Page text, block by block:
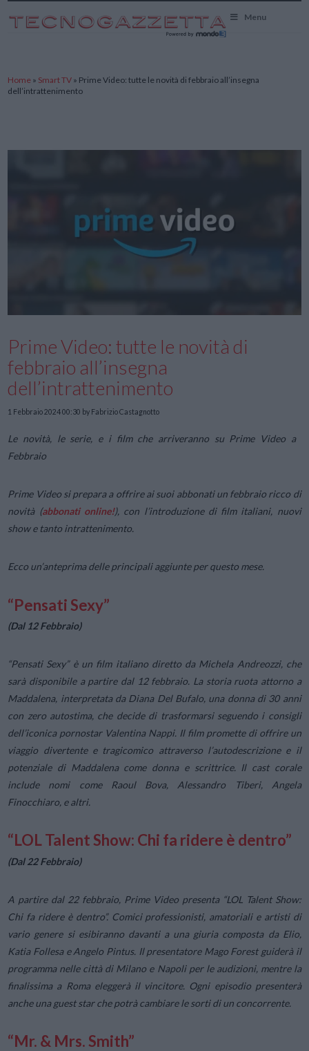
Menu
Home » Smart TV » Prime Video: tutte le novità di febbraio all’insegna
dell’intrattenimento
Prime Video: tutte le novità di
febbraio all’insegna
dell’intrattenimento
1 Febbraio 2024 00:30 by Fabrizio Castagnotto
Le novità, le serie, e i film che arriveranno su Prime Video a
Febbraio
Prime Video si prepara a offrire ai suoi abbonati un febbraio ricco di
novità (abbonati online!), con l’introduzione di film italiani, nuovi
show e tanto intrattenimento.
Ecco un’anteprima delle principali aggiunte per questo mese.
“Pensati Sexy”
(Dal 12 Febbraio)
“Pensati Sexy” è un film italiano diretto da Michela Andreozzi, che
sarà disponibile a partire dal 12 febbraio. La storia ruota attorno a
Maddalena, interpretata da Diana Del Bufalo, una donna di 30 anni
con zero autostima, che decide di trasformarsi seguendo i consigli
dell’iconica pornostar Valentina Nappi. Il film promette di offrire un
viaggio divertente e tragicomico attraverso l’autodescrizione e il
potenziale di Maddalena come donna e scrittrice. Il cast corale
include nomi come Raoul Bova, Alessandro Tiberi, Angela
Finocchiaro, e altri.
“LOL Talent Show: Chi fa ridere è dentro”
(Dal 22 Febbraio)
A partire dal 22 febbraio, Prime Video presenta “LOL Talent Show:
Chi fa ridere è dentro”. Comici professionisti, amatoriali e artisti di
vario genere si esibiranno davanti a una giuria composta da Elio,
Katia Follesa e Angelo Pintus. Il presentatore Mago Forest guiderà il
programma nelle città di Milano e Napoli per le audizioni, mentre la
finalissima a Roma eleggerà il vincitore. Ogni episodio presenterà
anche una guest star che potrà cambiare le sorti di un concorrente.
“Mr. & Mrs. Smith”